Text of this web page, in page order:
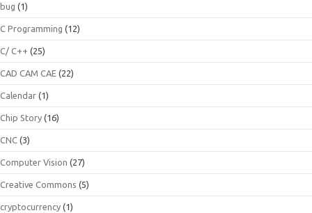
bug (1)
C Programming (12)
C/ C++ (25)
CAD CAM CAE (22)
Calendar (1)
Chip Story (16)
CNC (3)
Computer Vision (27)
Creative Commons (5)
cryptocurrency (1)